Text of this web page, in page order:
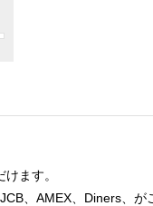
ます。
、AMEX、Diners、が